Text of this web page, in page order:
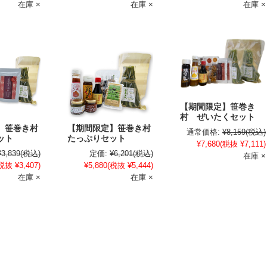
在庫 ×
在庫 ×
在庫 ×
笹巻き村
ト
(税込)
抜 ¥3,407)
在庫 ×
【期間限定】笹巻き村
たっぷりセット
定価: ¥6,201(税込)
¥5,880(税抜 ¥5,444)
在庫 ×
【期間限定】笹巻き
村 ぜいたくセット
通常価格: ¥8,159(税込)
¥7,680(税抜 ¥7,111)
在庫 ×